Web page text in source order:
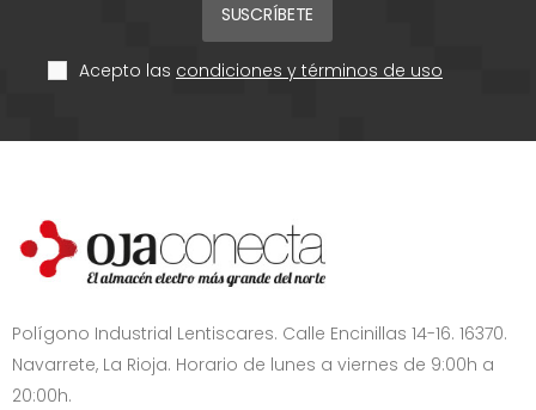
SUSCRÍBETE
Acepto las condiciones y términos de uso
Polígono Industrial Lentiscares. Calle Encinillas 14-16. 16370.
Navarrete, La Rioja. Horario de lunes a viernes de 9:00h a
20:00h.